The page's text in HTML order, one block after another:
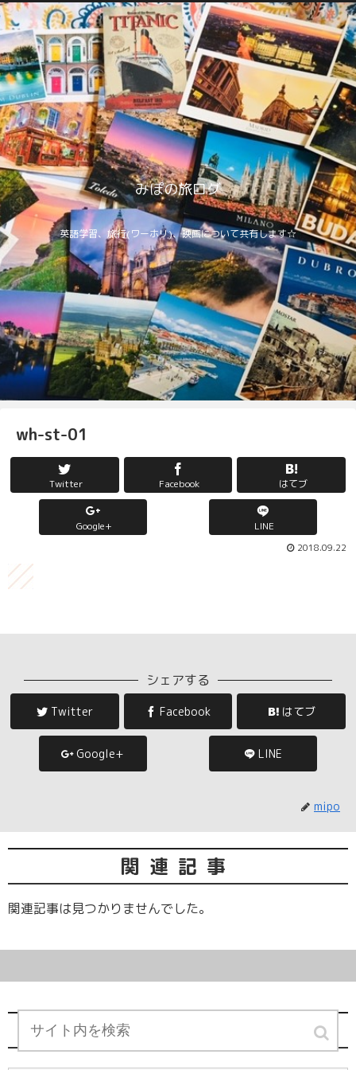
みぽの旅ログ
英語学習、旅行(ワーホリ)、映画について共有します☆
wh-st-01
Twitter Facebook はてブ
Google+ LINE
2018.09.22
シェアする
Twitter Facebook はてブ
Google+ LINE
mipo
関連記事
関連記事は見つかりませんでした。
コメント